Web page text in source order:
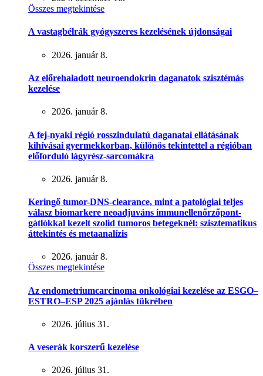
Összes megtekintése
A vastagbélrák gyógyszeres kezelésének újdonságai
2026. január 8.
Az előrehaladott neuroendokrin daganatok szisztémás
kezelése
2026. január 8.
A fej-nyaki régió rosszindulatú daganatai ellátásának
kihívásai gyermekkorban, különös tekintettel a régióban
előforduló lágyrész-sarcomákra
2026. január 8.
Keringő tumor-DNS-clearance, mint a patológiai teljes
válasz biomarkere neoadjuváns immunellenőrzőpont-
gátlókkal kezelt szolid tumoros betegeknél: szisztematikus
áttekintés és metaanalízis
2026. január 8.
Összes megtekintése
Az endometriumcarcinoma onkológiai kezelése az ESGO–
ESTRO–ESP 2025 ajánlás tükrében
2026. július 31.
A veserák korszerű kezelése
2026. július 31.